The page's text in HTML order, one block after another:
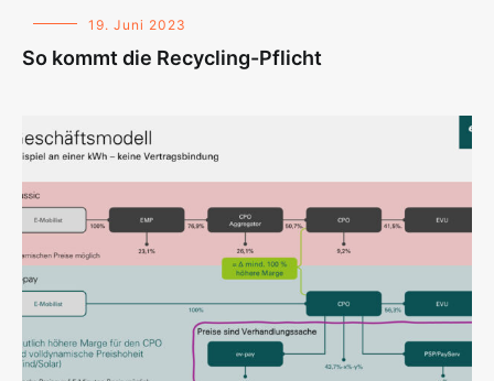
19. Juni 2023
So kommt die Recycling-Pflicht